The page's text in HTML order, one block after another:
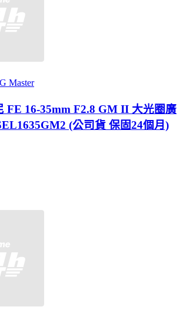
Master
FE 16-35mm F2.8 GM II 大光圈廣
(公司貨 保固24個月)